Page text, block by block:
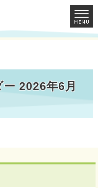
2026年6月